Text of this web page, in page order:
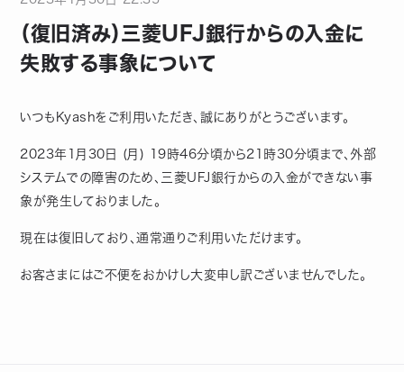
（復旧済み）三菱UFJ銀行からの入金に
失敗する事象について
いつもKyashをご利用いただき、誠にありがとうございます。
2023年1月30日 (月) 19時46分頃から21時30分頃まで、外部
システムでの障害のため、三菱UFJ銀行からの入金ができない事
象が発生しておりました。
現在は復旧しており、通常通りご利用いただけます。
お客さまにはご不便をおかけし大変申し訳ございませんでした。